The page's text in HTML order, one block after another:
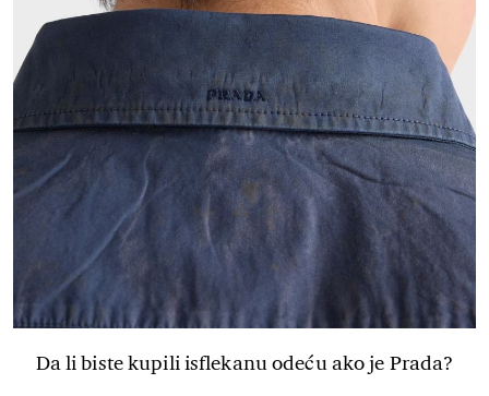
Da li biste kupili isflekanu odeću ako je Prada?